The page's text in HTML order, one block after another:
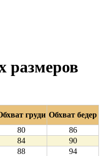
размеров
груди Обхват бедер
80
86
84
90
88
94